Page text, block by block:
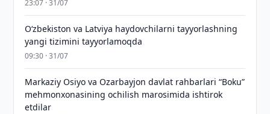
23:07 · 31/07
Oʻzbekiston va Latviya haydovchilarni tayyorlashning
yangi tizimini tayyorlamoqda
09:30 · 31/07
Markaziy Osiyo va Ozarbayjon davlat rahbarlari “Boku”
mehmonxonasining ochilish marosimida ishtirok
etdilar